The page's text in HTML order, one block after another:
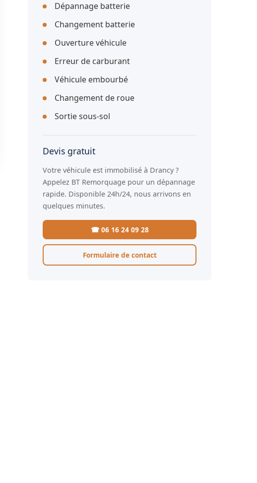
Dépannage batterie
Changement batterie
Ouverture véhicule
Erreur de carburant
Véhicule embourbé
Changement de roue
Sortie sous-sol
Devis gratuit
Votre véhicule est immobilisé à Drancy ?
Appelez BT Remorquage pour un dépannage
rapide. Disponible 24h/24, nous arrivons en
quelques minutes.
☎ 06 16 24 09 28
Formulaire de contact